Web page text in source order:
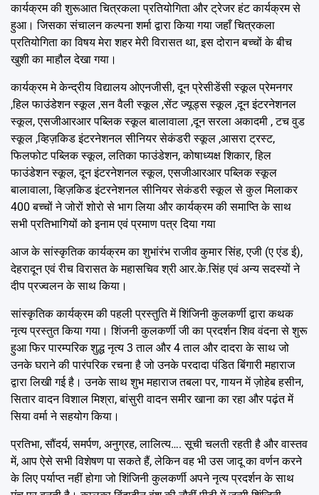
कार्यक्रम की शुरूआत चित्रकला प्रतियोगिता और ट्रेजर हंट कार्यक्रम से
हुआ। जिसका संचालन कल्पना शर्मा द्वारा किया गया जहाँ चित्रकला
प्रतियोगिता का विषय मेरा शहर मेरी विरासत था, इस दोरान बच्चों के बीच
खुशी का माहौल देखा गया।
कार्यक्रम मे केन्द्रीय विद्यालय ओएनजीसी, दून प्रेसीडेंसी स्कूल प्रेमनगर
,हिल फाउंडेशन स्कूल ,सन वैली स्कूल ,सेंट ज्यूड्स स्कूल ,दून इंटरनेशनल
स्कूल, एसजीआरआर पब्लिक स्कूल बालावाला ,दून सरला अकादमी , टच वुड
स्कूल ,व्हिज़किड इंटरनेशनल सीनियर सेकंडरी स्कूल ,आसरा ट्रस्ट,
फिलफोट पब्लिक स्कूल, लतिका फाउंडेशन, कोषाध्यक्ष शिकार, हिल
फाउंडेशन स्कूल, दून इंटरनेशनल स्कूल, एसजीआरआर पब्लिक स्कूल
बालावाला, व्हिज़किड इंटरनेशनल सीनियर सेकंडरी स्कूल से कुल मिलाकर
400 बच्चों ने जोरों शोरो से भाग लिया और कार्यक्रम की समाप्ति के साथ
सभी प्रतिभागियों को इनाम एवं प्रमाण पत्र दिया गया
आज के सांस्कृतिक कार्यक्रम का शुभांरंभ राजीव कुमार सिंह, एजी (ए एंड ई),
देहरादून एवं रीच विरासत के महासचिव श्री आर.के.सिंह एवं अन्य सदस्यों ने
दीप प्रज्वलन के साथ किया।
सांस्कृतिक कार्यक्रम की पहली प्रस्तुति में शिंजिनी कुलकर्णी द्वारा कथक
नृत्य प्रस्तुत किया गया। शिंजनी कुलकर्णी जी का प्रदर्शन शिव वंदना से शुरू
हुआ फिर पारम्परिक शुद्ध नृत्य 3 ताल और 4 ताल और दादरा के साथ जो
उनके घराने की पारंपरिक रचना है जो उनके परदादा पंडित बिंगारी महाराज
द्वारा लिखी गई है। उनके साथ शुभ महाराज तबला पर, गायन में ज़ोहेब हसीन,
सितार वादन विशाल मिश्रा, बांसुरी वादन समीर खाना का रहा और पढ़ंत में
सिया वर्मा ने सहयोग किया।
प्रतिभा, सौंदर्य, समर्पण, अनुग्रह, लालित्य…. सूची चलती रहती है और वास्तव
में, आप ऐसे सभी विशेषण पा सकते हैं, लेकिन वह भी उस जादू का वर्णन करने
के लिए पर्याप्त नहीं होगा जो शिंजिनी कुलकर्णी अपने नृत्य प्रदर्शन के साथ